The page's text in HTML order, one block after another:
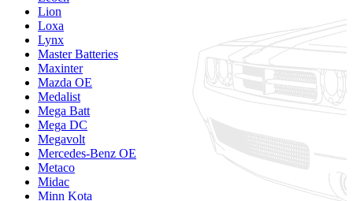
Lion
Loxa
Lynx
Master Batteries
Maxinter
Mazda OE
Medalist
Mega Batt
Mega DC
Megavolt
Mercedes-Benz OE
Metaco
Midac
Minn Kota